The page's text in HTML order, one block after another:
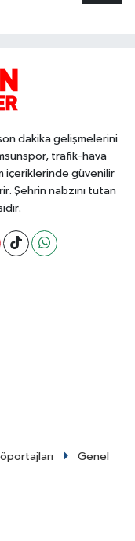
dakika gelişmelerini
trafik-hava
içeriklerinde güvenilir
Şehrin nabzını tutan
Genel